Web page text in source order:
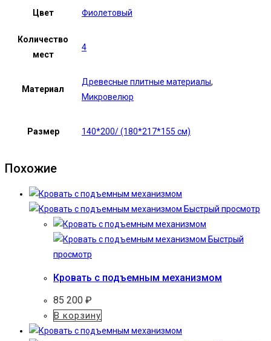
Цвет Фиолетовый
Количество
мест
4
Материал
Древесные плитные материалы,
Микровелюр
Размер 140*200/ (180*217*155 см)
Похожие
Быстрый просмотр
Быстрый
просмотр
Кровать с подъемным механизмом
85 200 ₽
В корзину